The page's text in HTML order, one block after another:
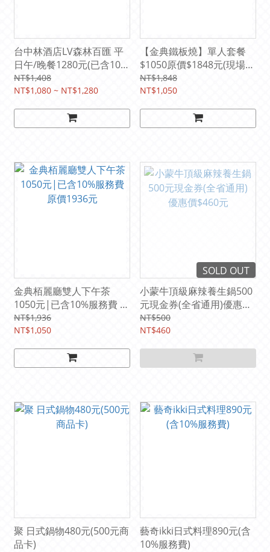
台中林酒店LV森林百匯 平
日午/晚餐1280元(已含10%
服務費)原價1408元
NT$1,408
NT$1,080 ~ NT$1,280
【金典鐵板燒】單人套餐
$1050原價$1848元(現場使
用加200元)
NT$1,848
NT$1,050
金典栢麗廳雙人下午茶
1050元|已含10%服務費 原
價1936元
NT$1,936
NT$1,050
SOLD OUT
小蒙牛頂級麻辣養生鍋500
元現金券(全省通用)優惠價
$460元
NT$500
NT$460
聚 日式鍋物480元(500元商
品卡)
藝奇ikki日式料理890元(含
10%服務費)